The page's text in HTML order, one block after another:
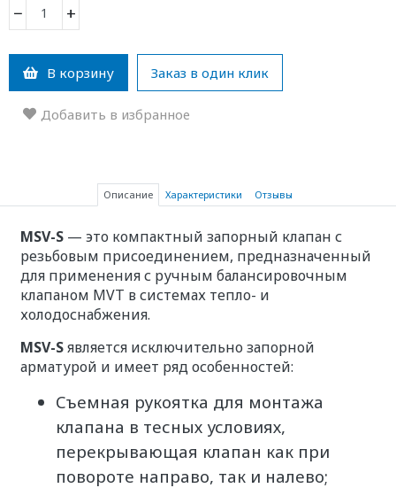
− +
В корзину Заказ в один клик
Добавить в избранное
Описание Характеристики Отзывы
MSV-S— это компактный запорный клапан с
резьбовым присоединением, предназначенный
для применения с ручным балансировочным
клапаном MVT в системах тепло- и
холодоснабжения.
MSV-Sявляется исключительно запорной
арматурой и имеет ряд особенностей:
Съемная рукоятка для монтажа
клапана в тесных условиях,
перекрывающая клапан как при
повороте направо, так и налево;